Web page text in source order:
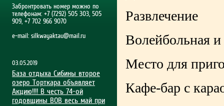
Забронтровать номер можно по
телефонам: +7 (7292) 505 303, 505
909, +7 702 966 9070
e-mail: silkwayaktau@mail.ru
03.05.2019
База отдыха Сибины второе
озеро Торткара объявляет
Акцию!!!! В честь 74-ой
годовщины ВОВ весь май при
Развлечение
Волейбольная
Место для
Кафе-бар с